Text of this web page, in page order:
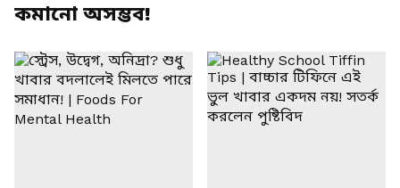
কমানো অসম্ভব!